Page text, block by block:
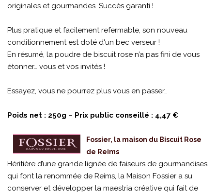
originales et gourmandes. Succès garanti !
Plus pratique et facilement refermable, son nouveau
conditionnement est doté d'un bec verseur !
En résumé, la poudre de biscuit rose n’a pas fini de vous
étonner… vous et vos invités !
Essayez, vous ne pourrez plus vous en passer…
Poids net : 250g – Prix public conseillé : 4,47 €
Fossier, la maison du Biscuit Rose
de Reims
Héritière d’une grande lignée de faiseurs de gourmandises
qui font la renommée de Reims, la Maison Fossier a su
conserver et développer la maestria créative qui fait de